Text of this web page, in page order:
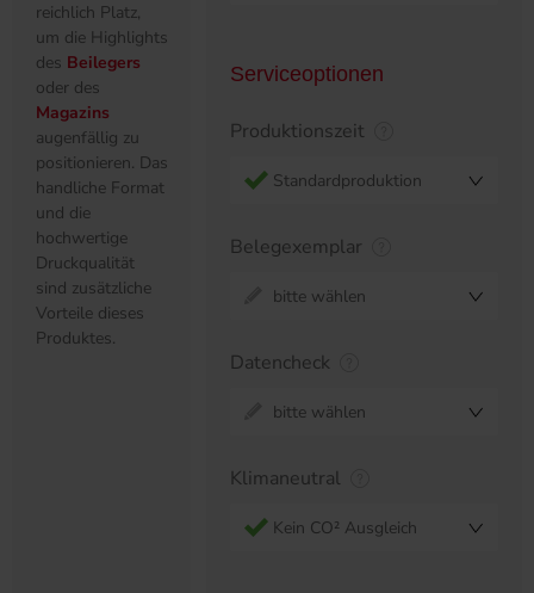
reichlich Platz,
um die Highlights
des Beilegers
oder des
Magazins
augenfällig zu
positionieren. Das
handliche Format
und die
hochwertige
Druckqualität
sind zusätzliche
Vorteile dieses
Produktes.
Serviceoptionen
Produktionszeit
Standardproduktion
Belegexemplar
bitte wählen
Datencheck
bitte wählen
Klimaneutral
Kein CO² Ausgleich